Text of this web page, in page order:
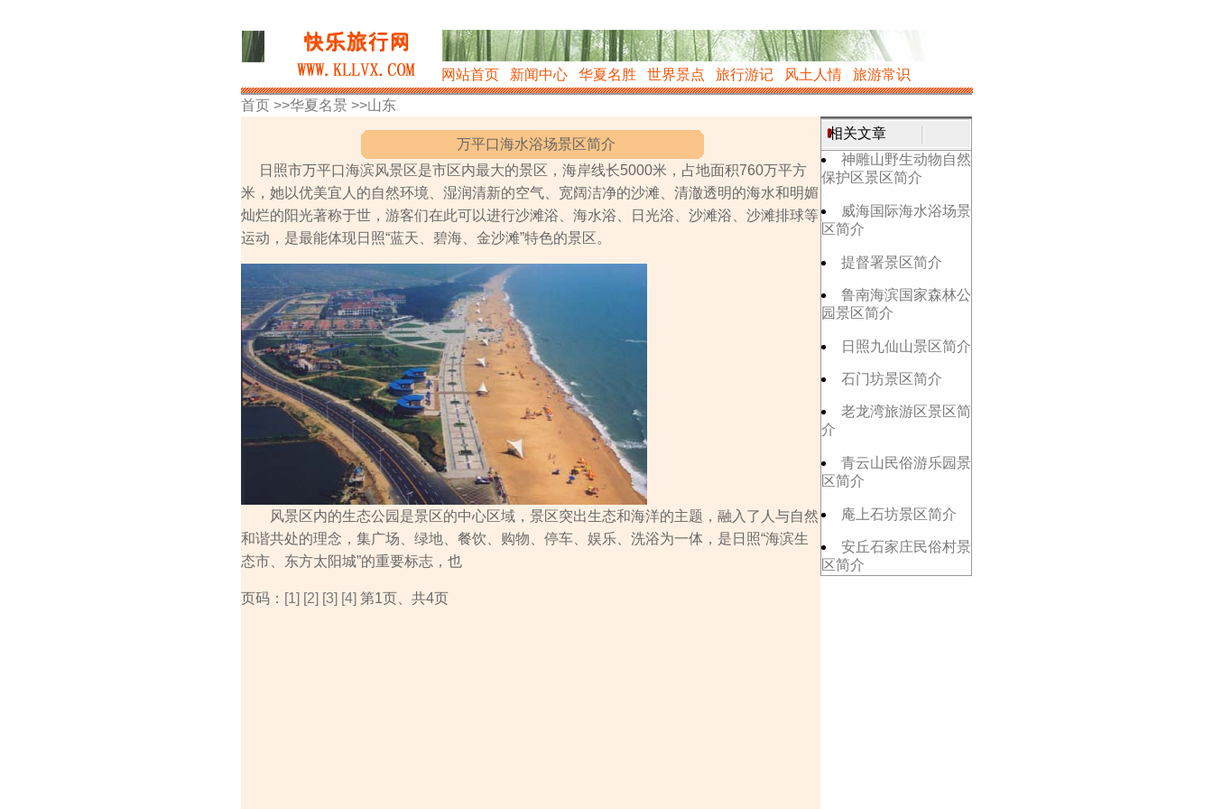
网站首页 新闻中心 华夏名胜 世界景点 旅行游记 风土人情
旅游常识
首页 >>华夏名景 >>山东
相关文章
神雕山野生动物自然
保护区景区简介
威海国际海水浴场景
区简介
提督署景区简介
鲁南海滨国家森林公
园景区简介
日照九仙山景区简介
石门坊景区简介
老龙湾旅游区景区简
介
青云山民俗游乐园景
区简介
庵上石坊景区简介
安丘石家庄民俗村景
区简介
万平口海水浴场景区简介
日照市万平口海滨风景区是市区内最大的景区，海岸线长5000米，占地面积760万平方
米，她以优美宜人的自然环境、湿润清新的空气、宽阔洁净的沙滩、清澈透明的海水和明媚
灿烂的阳光著称于世，游客们在此可以进行沙滩浴、海水浴、日光浴、沙滩浴、沙滩排球等
运动，是最能体现日照“蓝天、碧海、金沙滩”特色的景区。
风景区内的生态公园是景区的中心区域，景区突出生态和海洋的主题，融入了人与自然
和谐共处的理念，集广场、绿地、餐饮、购物、停车、娱乐、洗浴为一体，是日照“海滨生
态市、东方太阳城”的重要标志，也
页码： [1] [2] [3] [4] 第1页、共4页